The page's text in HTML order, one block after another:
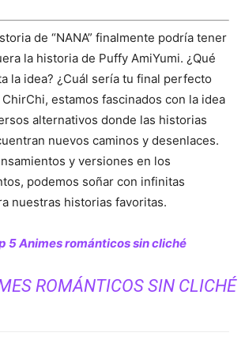
de “NANA” finalmente podría tener
la historia de Puffy AmiYumi. ¿Qué
la idea? ¿Cuál sería tu final perfecto
ChirChi, estamos fascinados con la idea
alternativos donde las historias
nuevos caminos y desenlaces.
y versiones en los
podemos soñar con infinitas
nuestras historias favoritas.
5 Animes románticos sin cliché
ROMÁNTICOS SIN CLICHÉ